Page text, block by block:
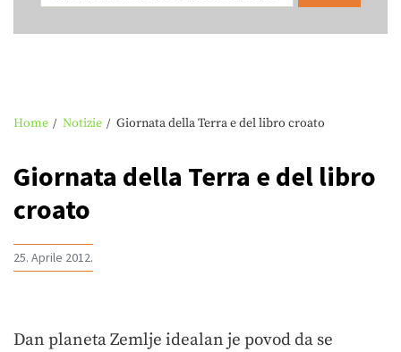
Home Notizie Giornata della Terra e del libro croato
Giornata della Terra e del libro
croato
25. Aprile 2012.
Dan planeta Zemlje idealan je povod da se